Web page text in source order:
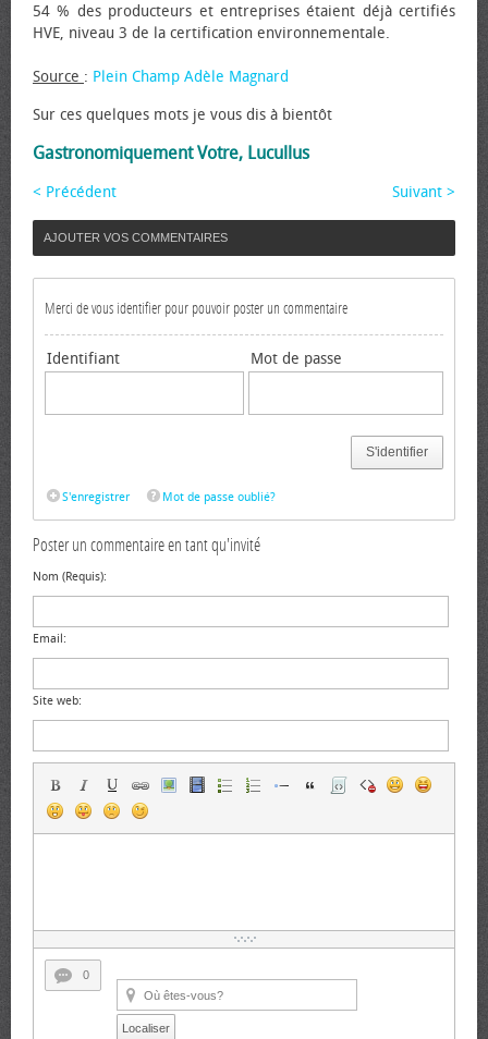
54 % des producteurs et entreprises étaient déjà certifiés
HVE, niveau 3 de la certification environnementale.
Source : Plein Champ Adèle Magnard
Sur ces quelques mots je vous dis à bientôt
Gastronomiquement Votre, Lucullus
< Précédent Suivant >
AJOUTER VOS COMMENTAIRES
Merci de vous identifier pour pouvoir poster un commentaire
Identifiant Mot de passe
S'identifier
S'enregistrer Mot de passe oublié?
Poster un commentaire en tant qu'invité
Nom (Requis):
Email:
Site web:
0
Localiser